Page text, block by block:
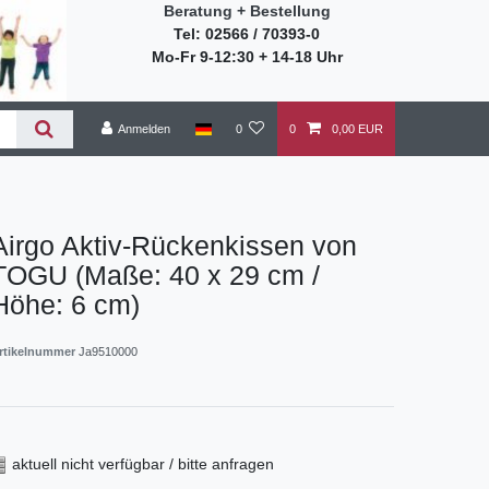
Beratung + Bestellung
Tel: 02566 / 70393-0
Mo-Fr 9-12:30 + 14-18 Uhr
Anmelden 0 0 0,00 EUR
Aktiv-Rückenkissen von
(Maße: 40 x 29 cm /
6 cm)
Ja9510000
aktuell nicht verfügbar / bitte anfragen